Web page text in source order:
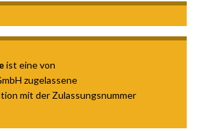
ist eine von
zugelassene
mit der Zulassungsnummer